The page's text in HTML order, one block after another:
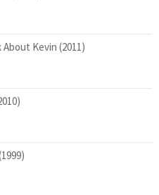
About Kevin (2011)